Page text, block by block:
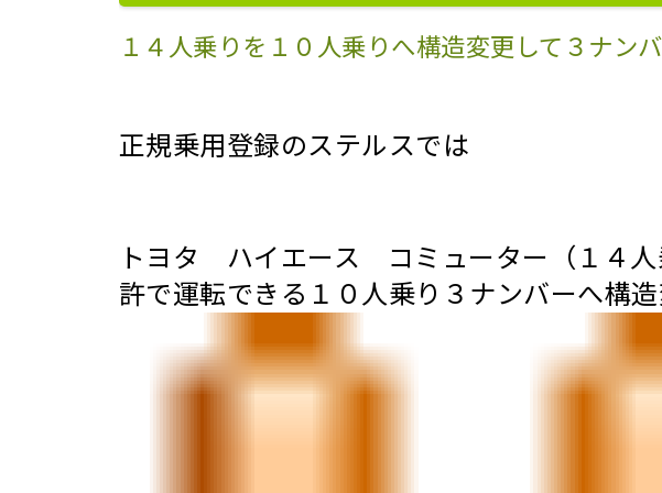
１４人乗りを１０人乗りへ構造変更して３ナン
正規乗用登録のステルスでは
トヨタ ハイエース コミューター（１４人
許で運転できる１０人乗り３ナンバーへ構